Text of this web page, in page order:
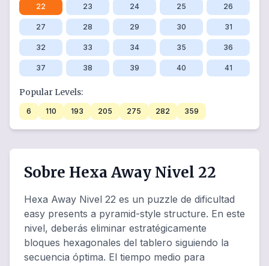
22 23 24 25 26
27 28 29 30 31
32 33 34 35 36
37 38 39 40 41
Popular Levels:
6 110 193 205 275 282 359
Sobre Hexa Away Nivel 22
Hexa Away Nivel 22 es un puzzle de dificultad
easy presents a pyramid-style structure. En este
nivel, deberás eliminar estratégicamente
bloques hexagonales del tablero siguiendo la
secuencia óptima. El tiempo medio para